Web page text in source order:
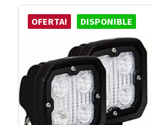
OFERTA! DISPONIBLE